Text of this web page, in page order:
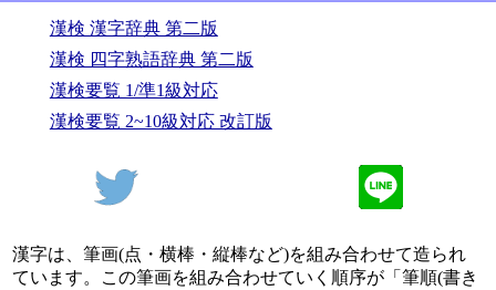
漢検 漢字辞典 第二版
漢検 四字熟語辞典 第二版
漢検要覧 1/準1級対応
漢検要覧 2~10級対応 改訂版
漢字は、筆画(点・横棒・縦棒など)を組み合わせて造られ
ています。この筆画を組み合わせていく順序が「筆順(書き